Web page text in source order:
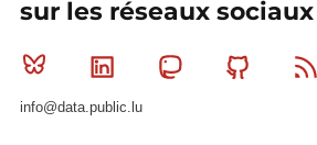
sur les réseaux sociaux
Bluesky Linkedin MastodonGithub
info@data.public.lu